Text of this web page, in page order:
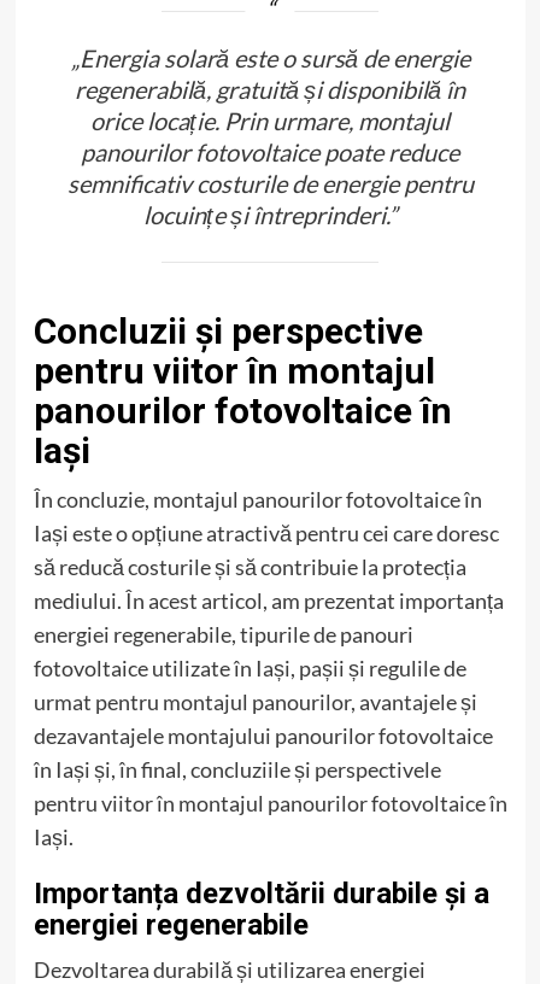
„Energia solară este o sursă de energie
regenerabilă, gratuită și disponibilă în
orice locație. Prin urmare, montajul
panourilor fotovoltaice poate reduce
semnificativ costurile de energie pentru
locuințe și întreprinderi.”
Concluzii și perspective
pentru viitor în montajul
panourilor fotovoltaice în
Iași
În concluzie, montajul panourilor fotovoltaice în
Iași este o opțiune atractivă pentru cei care doresc
să reducă costurile și să contribuie la protecția
mediului. În acest articol, am prezentat importanța
energiei regenerabile, tipurile de panouri
fotovoltaice utilizate în Iași, pașii și regulile de
urmat pentru montajul panourilor, avantajele și
dezavantajele montajului panourilor fotovoltaice
în Iași și, în final, concluziile și perspectivele
pentru viitor în montajul panourilor fotovoltaice în
Iași.
Importanța dezvoltării durabile și a
energiei regenerabile
Dezvoltarea durabilă și utilizarea energiei